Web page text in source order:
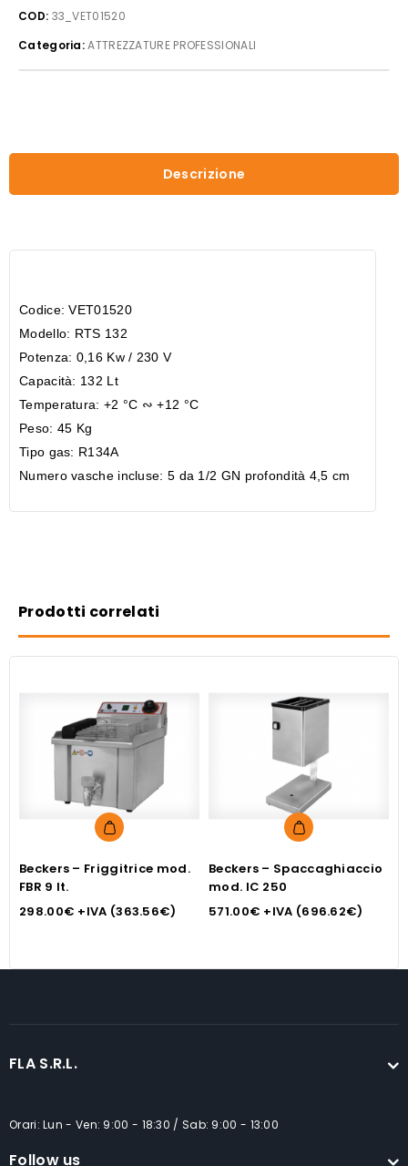
Vetrina
per
sushi
COD: 33_VET01520
Categoria:ATTREZZATURE PROFESSIONALI
Descrizione
Codice: VET01520
Modello: RTS 132
Potenza: 0,16 Kw / 230 V
Capacità: 132 Lt
Temperatura: +2 °C ∾ +12 °C
Peso: 45 Kg
Tipo gas: R134A
Numero vasche incluse: 5 da 1/2 GN profondità 4,5 cm
Prodotti correlati
Beckers – Friggitrice mod.
FBR 9 lt.
298.00€ +IVA (363.56€)
Beckers – Spaccaghiaccio
mod. IC 250
571.00€ +IVA (696.62€)
FLA S.R.L.
Orari: Lun - Ven: 9:00 - 18:30 / Sab: 9:00 - 13:00
Follow us